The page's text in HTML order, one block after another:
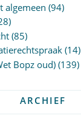
algemeen (94)
(85)
(14)
Bopz oud)(139)
ARCHIEF